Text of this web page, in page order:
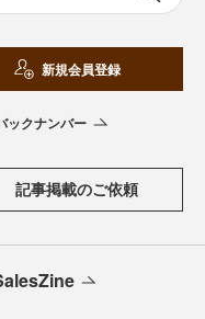
新規会員登録
ックナンバー
記事掲載のご依頼